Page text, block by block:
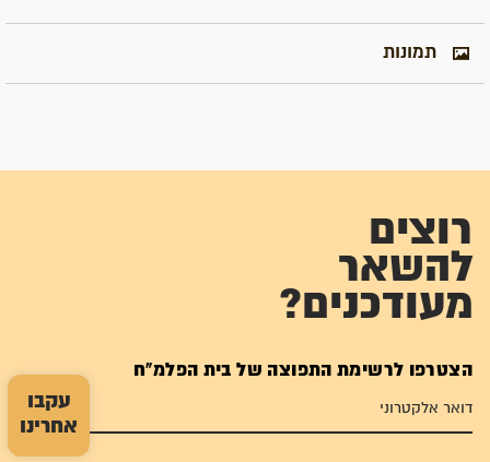
עקבו
אחרינו
תמונות
רוצים
להשאר
מעודכנים?
הצטרפו לרשימת התפוצה של בית הפלמ"ח